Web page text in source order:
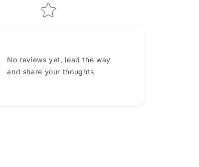
No reviews yet, lead the way
and share your thoughts